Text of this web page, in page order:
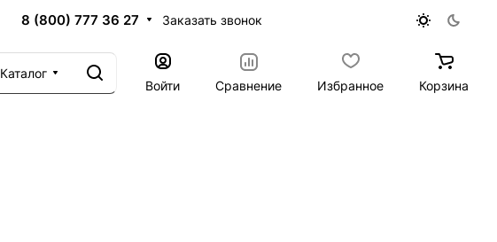
8 (800) 777 36 27 Заказать звонок
Каталог
Войти
Сравнение Избранное Корзина